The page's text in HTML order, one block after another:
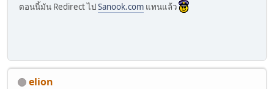
ตอนนี้มัน Redirect ไปSanook.com แทนแล้ว
elion